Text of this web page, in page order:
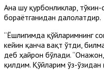
Ана шу қурбонликлар,
бораётганидан далолатдир.
“Ёшлигимда қўйларимнинг
кейин қанча вақт ўтди,
деб ҳайрон бўлади.
қилдим. Қўйларим ўз-